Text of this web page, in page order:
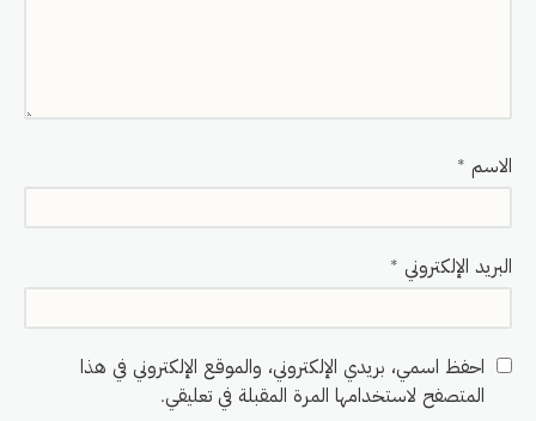
الاسم *
البريد الإلكتروني *
احفظ اسمي، بريدي الإلكتروني، والموقع الإلكتروني في هذا
المتصفح لاستخدامها المرة المقبلة في تعليقي.